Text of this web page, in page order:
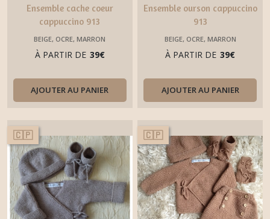
Ensemble cache coeur
cappuccino 913
BEIGE, OCRE, MARRON
À PARTIR DE 39€
AJOUTER AU PANIER
Ensemble ourson cappuccino
913
BEIGE, OCRE, MARRON
À PARTIR DE 39€
AJOUTER AU PANIER
🇨🇵 🇨🇵